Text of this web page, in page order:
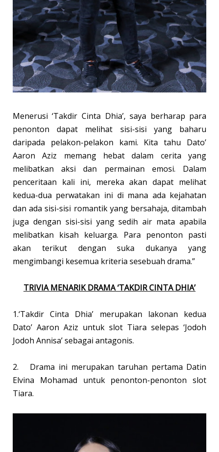
Menerusi ‘Takdir Cinta Dhia’, saya berharap para
penonton dapat melihat sisi-sisi yang baharu
daripada pelakon-pelakon kami. Kita tahu Dato’
Aaron Aziz memang hebat dalam cerita yang
melibatkan aksi dan permainan emosi. Dalam
penceritaan kali ini, mereka akan dapat melihat
kedua-dua perwatakan ini di mana ada kejahatan
dan ada sisi-sisi romantik yang bersahaja, ditambah
juga dengan sisi-sisi yang sedih air mata apabila
melibatkan kisah keluarga. Para penonton pasti
akan terikut dengan suka dukanya yang
mengimbangi kesemua kriteria sesebuah drama.”
TRIVIA MENARIK DRAMA ‘TAKDIR CINTA DHIA’
1.‘Takdir Cinta Dhia’ merupakan lakonan kedua
Dato’ Aaron Aziz untuk slot Tiara selepas ‘Jodoh
Jodoh Annisa’ sebagai antagonis.
2.
Drama ini merupakan taruhan pertama Datin
Elvina Mohamad untuk penonton-penonton slot
Tiara.